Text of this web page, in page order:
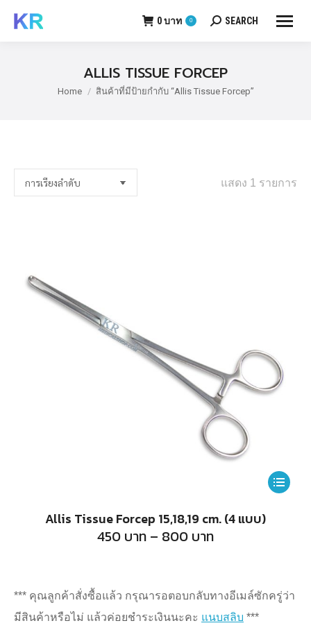
0บาท 0 Search:
SEARCH
ALLIS TISSUE FORCEP
You are here:
Home สินค้าที่มีป้ายกำกับ “Allis Tissue Forcep”
แสดง 1 รายการ
This
The
Allis Tissue Forcep 15,18,19 cm. (4 แบบ)
450 บาท – 800 บาทPrice
range:
800
บาท
*** คุณลูกค้าสั่งซื้อแล้ว กรุณารอตอบกลับทางอีเมล์ซักครู่ว่า
มีสินค้าหรือไม่ แล้วค่อยชำระเงินนะคะ แนบสลิบ ***